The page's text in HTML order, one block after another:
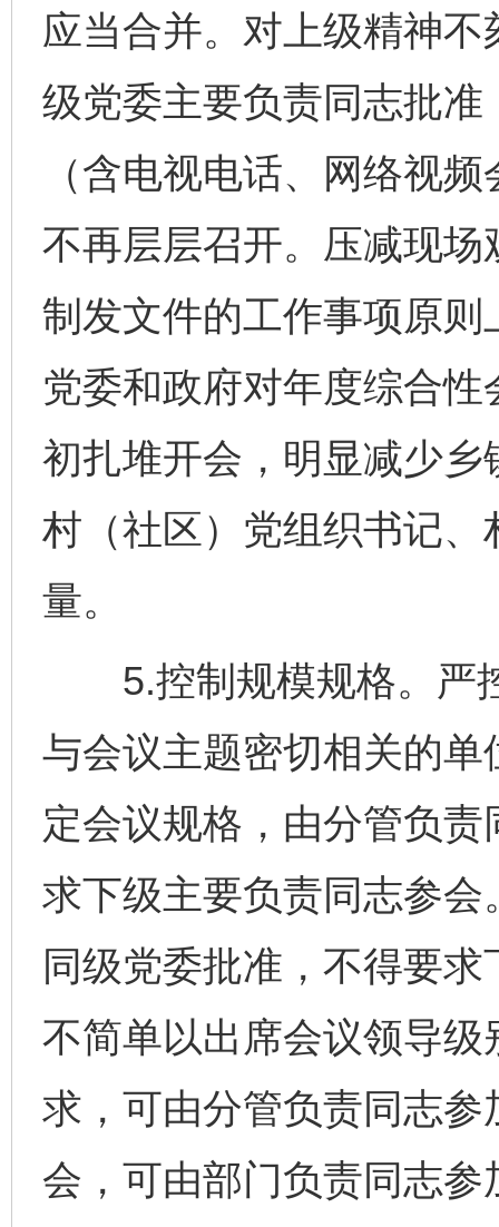
应当合并。对上级精神
级党委主要负责同志批
（含电视电话、网络视
不再层层召开。压减现
制发文件的工作事项原
党委和政府对年度综合
初扎堆开会，明显减少
村（社区）党组织书记
量。
5.控制规模规格。严
与会议主题密切相关的
定会议规格，由分管负
求下级主要负责同志参
同级党委批准，不得要
不简单以出席会议领导
求，可由分管负责同志
会，可由部门负责同志